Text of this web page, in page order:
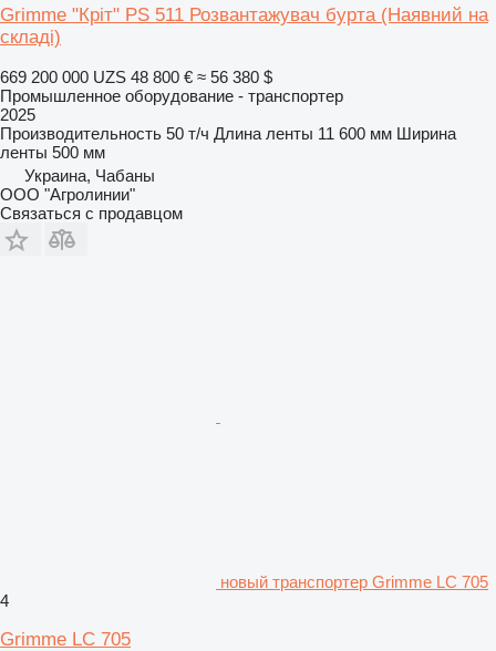
Grimme "Кріт" PS 511 Розвантажувач бурта (Наявний на
складі)
669 200 000 UZS 48 800 € ≈ 56 380 $
Промышленное оборудование - транспортер
2025
Производительность 50 т/ч Длина ленты 11 600 мм Ширина
ленты 500 мм
Украина, Чабаны
ООО "Агролинии"
Связаться с продавцом
новый транспортер Grimme LC 705
4
Grimme LC 705